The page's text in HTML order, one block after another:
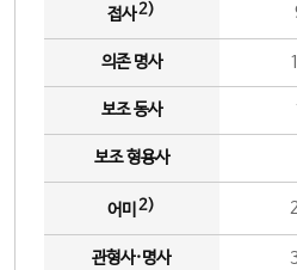
접사2)
의존 명사
보조 동사
보조 형용사
어미 2)
관형사·명사